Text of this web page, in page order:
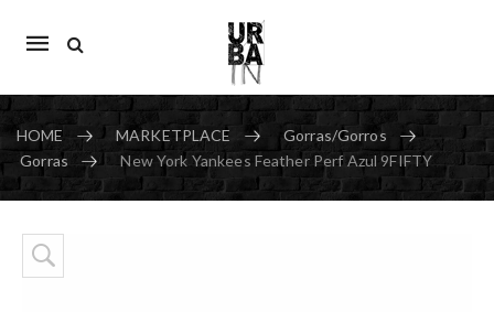
Mobile
HOME MARKETPLACE
Gorras/Gorros
Gorras
New York Yankees Feather Perf Azul 9FIFTY
Skip to content